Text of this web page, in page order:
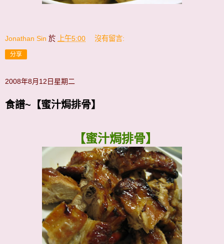
Jonathan Sin 於 上午5:00 沒有留言:
分享
2008年8月12日星期二
食譜~【蜜汁焗排骨】
【蜜汁焗排骨】